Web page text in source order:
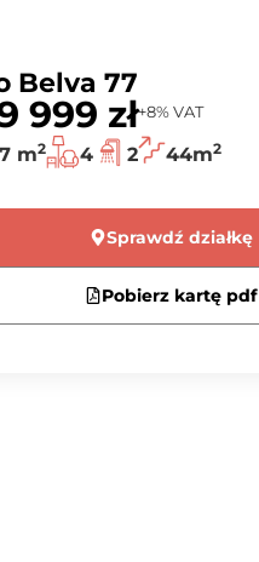
Belva 77
999 zł+8% VAT
m2 4 2 44m2
Sprawdź działkę
Pobierz kartę pdf